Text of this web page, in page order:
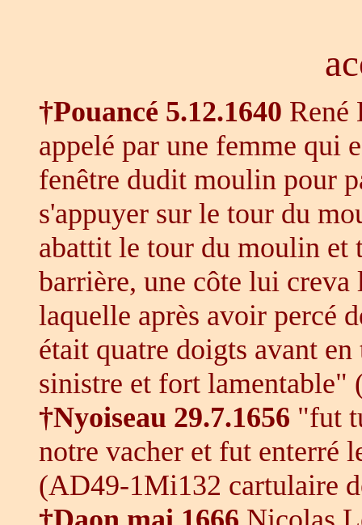
†Pouancé 5.12.1640 René
appelé par une femme qui
fenêtre dudit moulin pour
s'appuyer sur le tour du
abattit le tour du moulin et
barrière, une côte lui creva
laquelle après avoir percé
était quatre doigts avant
sinistre et fort lamentable"
†Nyoiseau 29.7.1656 "fut
notre vacher et fut enterré
(AD49-1Mi132 cartulaire